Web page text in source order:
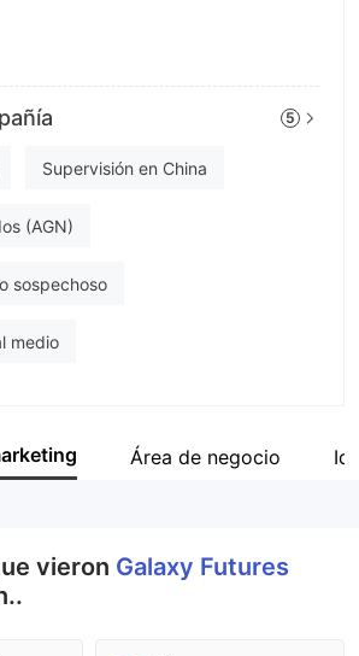
5
Supervisión en China
(AGN)
sospechoso
medio
Área de negocio
vieron Galaxy Futures